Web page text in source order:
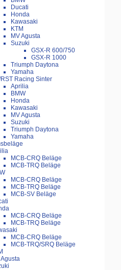
Ducati
Honda
Kawasaki
KTM
MV Agusta
Suzuki
GSX-R 600/750
GSX-R 1000
Triumph Daytona
Yamaha
RST Racing Sinter
Aprilia
BMW
Honda
Kawasaki
MV Agusta
Suzuki
Triumph Daytona
Yamaha
MCB-CRQ Beläge
MCB-TRQ Beläge
MCB-CRQ Beläge
MCB-TRQ Beläge
MCB-SV Beläge
MCB-CRQ Beläge
MCB-TRQ Beläge
MCB-CRQ Beläge
MCB-TRQ/SRQ Beläge
Agusta